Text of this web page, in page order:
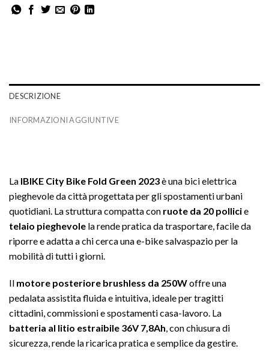
DESCRIZIONE
INFORMAZIONI AGGIUNTIVE
La IBIKE City Bike Fold Green 2023è una bici elettrica
pieghevole da città progettata per gli spostamenti urbani
quotidiani. La struttura compatta con ruote da 20 pollicie
telaio pieghevole la rende pratica da trasportare, facile da
riporre e adatta a chi cerca una e-bike salvaspazio per la
mobilità di tutti i giorni.
Il motore posteriore brushless da 250Woffre una
pedalata assistita fluida e intuitiva, ideale per tragitti
cittadini, commissioni e spostamenti casa-lavoro. La
batteria al litio estraibile 36V 7,8Ah, con chiusura di
sicurezza, rende la ricarica pratica e semplice da gestire.